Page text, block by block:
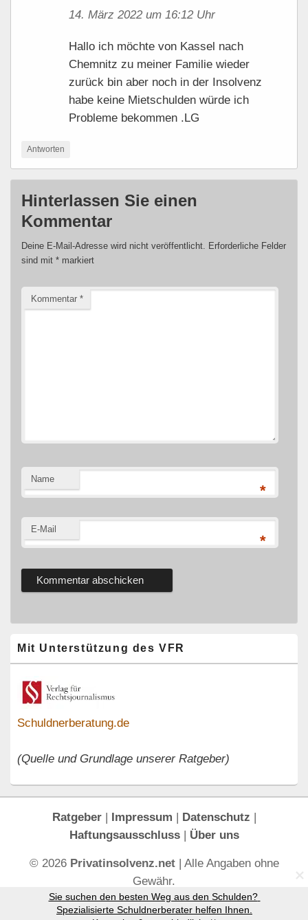
14. März 2022 um 16:12 Uhr
Hallo ich möchte von Kassel nach
Chemnitz zu meiner Familie wieder
zurück bin aber noch in der Insolvenz
habe keine Mietschulden würde ich
Probleme bekommen .LG
Antworten
Hinterlassen Sie einen
Kommentar
Deine E-Mail-Adresse wird nicht veröffentlicht. Erforderliche Felder
sind mit * markiert
Kommentar *
Name
*
E-Mail
*
Seitenleisten-
Widgetbereich
Mit Unterstützung des VFR
Schuldnerberatung.de
(Quelle und Grundlage unserer Ratgeber)
Ratgeber| Impressum | Datenschutz |
Haftungsausschluss| Über uns
© 2026 Privatinsolvenz.net| Alle Angaben ohne
Gewähr.
Sie suchen den besten Weg aus den Schulden?
Spezialisierte Schuldnerberater helfen Ihnen.